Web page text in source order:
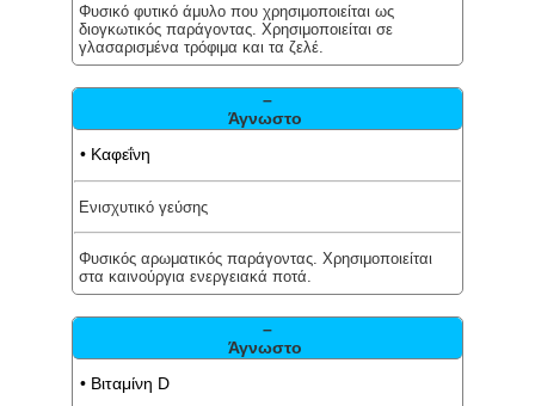
Φυσικό φυτικό άμυλο που χρησιμοποιείται ως
διογκωτικός παράγοντας. Χρησιμοποιείται σε
γλασαρισμένα τρόφιμα και τα ζελέ.
–
Άγνωστο
• Καφεΐνη
Ενισχυτικό γεύσης
Φυσικός αρωματικός παράγοντας. Χρησιμοποιείται
στα καινούργια ενεργειακά ποτά.
–
Άγνωστο
• Βιταμίνη D